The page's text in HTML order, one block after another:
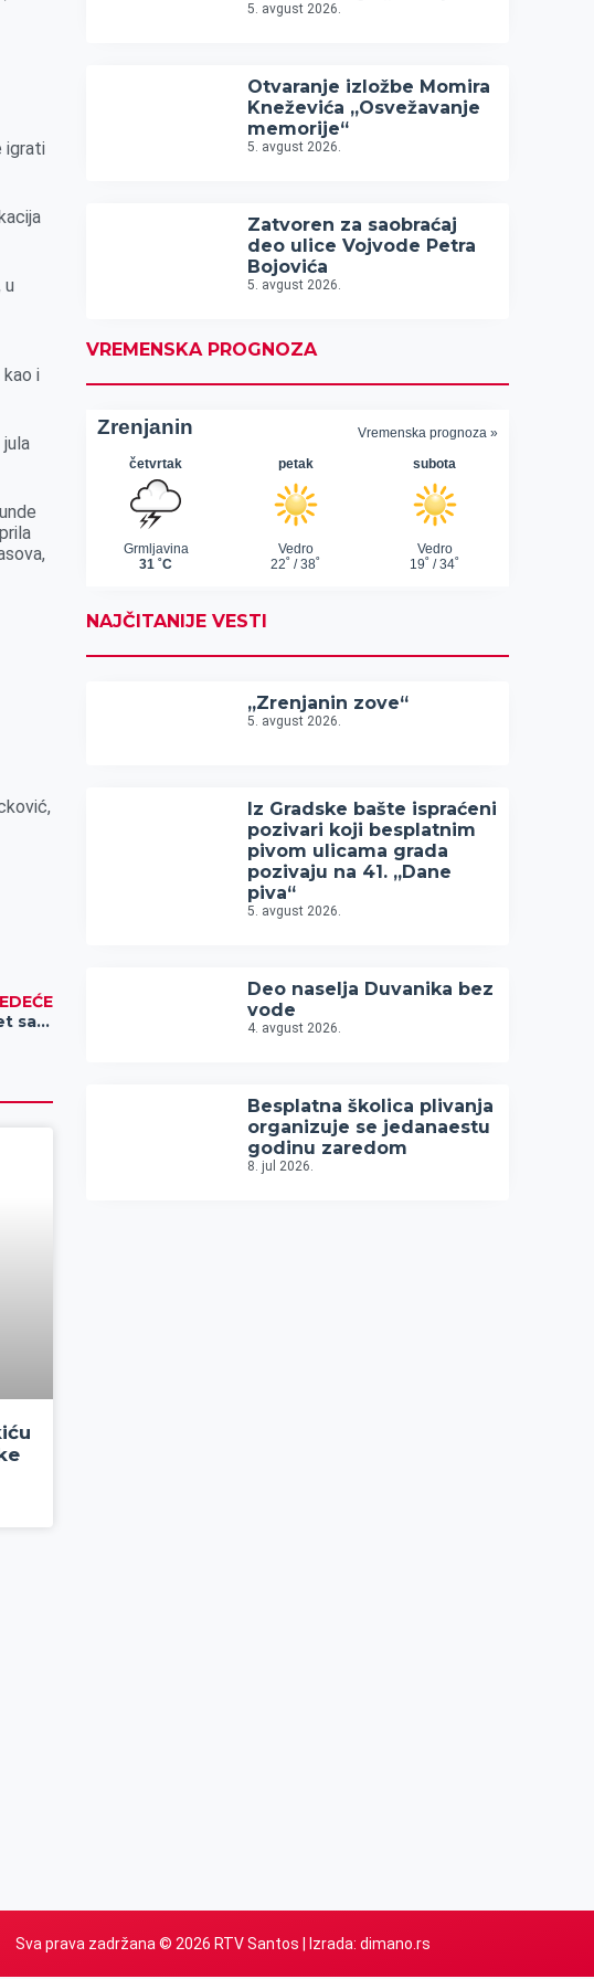
igrati
u
i
Putevi Srbije: Očekuje se pojačan intenzitet saobraćaja
5. avgust 2026.
Otvaranje izložbe Momira
Kneževića „Osvežavanje
memorije“
5. avgust 2026.
Zatvoren za saobraćaj
deo ulice Vojvode Petra
Bojovića
5. avgust 2026.
VREMENSKA PROGNOZA
NAJČITANIJE VESTI
„Zrenjanin zove“
5. avgust 2026.
Iz Gradske bašte ispraćeni
pozivari koji besplatnim
pivom ulicama grada
pozivaju na 41. „Dane
piva“
5. avgust 2026.
Deo naselja Duvanika bez
vode
4. avgust 2026.
Besplatna školica plivanja
organizuje se jedanaestu
godinu zaredom
8. jul 2026.
Sva prava zadržana © 2026 RTV Santos | Izrada: dimano.rs